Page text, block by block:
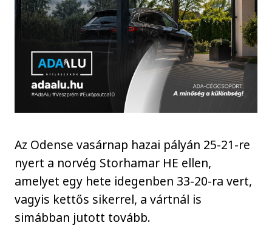
Az Odense vasárnap hazai pályán 25-21-re
nyert a norvég Storhamar HE ellen,
amelyet egy hete idegenben 33-20-ra vert,
vagyis kettős sikerrel, a vártnál is
simábban jutott tovább.